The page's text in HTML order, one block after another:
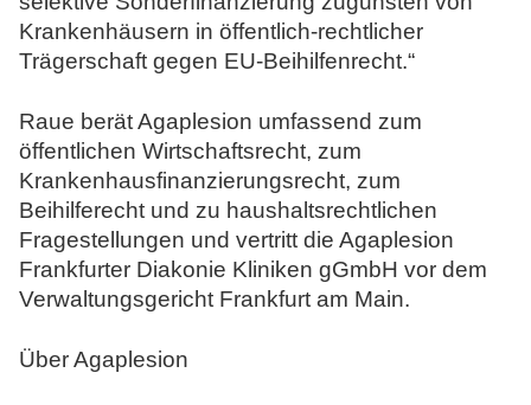
Krankenhäusern in öffentlich-rechtlicher
Trägerschaft gegen EU-Beihilfenrecht.“
Raue berät Agaplesion umfassend zum
öffentlichen Wirtschaftsrecht, zum
Krankenhausfinanzierungsrecht, zum
Beihilferecht und zu haushaltsrechtlichen
Fragestellungen und vertritt die Agaplesion
Frankfurter Diakonie Kliniken gGmbH vor dem
Verwaltungsgericht Frankfurt am Main.
Über Agaplesion